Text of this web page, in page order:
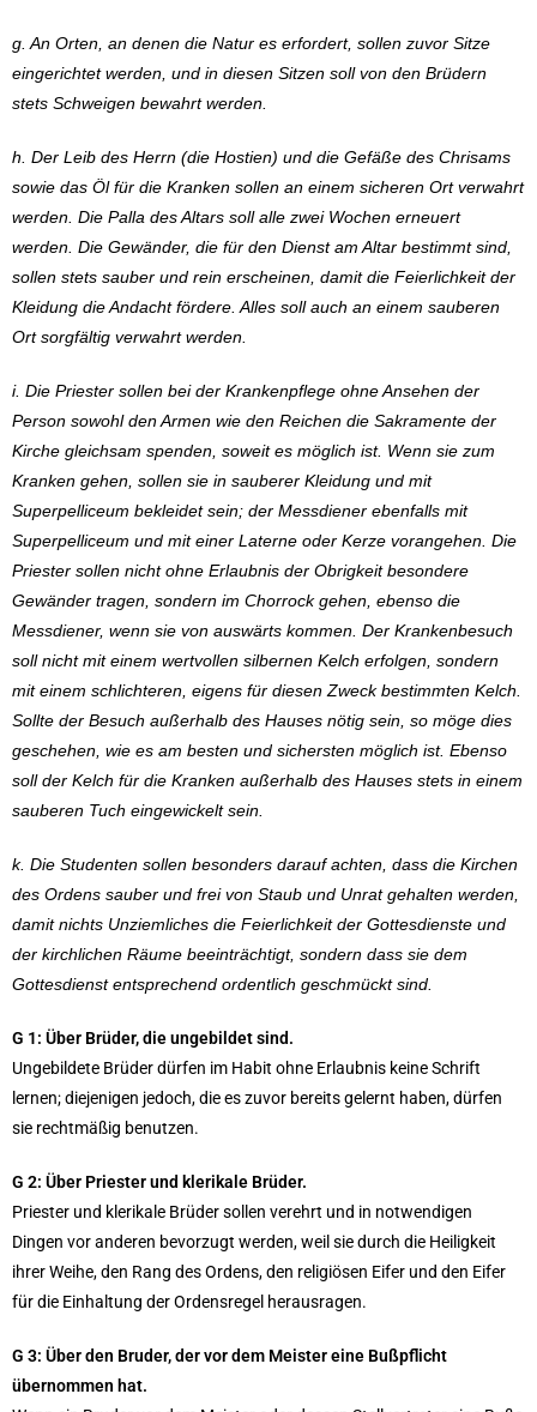
g. An Orten, an denen die Natur es erfordert, sollen zuvor Sitze
eingerichtet werden, und in diesen Sitzen soll von den Brüdern
stets Schweigen bewahrt werden.
h. Der Leib des Herrn (die Hostien) und die Gefäße des Chrisams
sowie das Öl für die Kranken sollen an einem sicheren Ort verwahrt
werden. Die Palla des Altars soll alle zwei Wochen erneuert
werden. Die Gewänder, die für den Dienst am Altar bestimmt sind,
sollen stets sauber und rein erscheinen, damit die Feierlichkeit der
Kleidung die Andacht fördere. Alles soll auch an einem sauberen
Ort sorgfältig verwahrt werden.
i. Die Priester sollen bei der Krankenpflege ohne Ansehen der
Person sowohl den Armen wie den Reichen die Sakramente der
Kirche gleichsam spenden, soweit es möglich ist. Wenn sie zum
Kranken gehen, sollen sie in sauberer Kleidung und mit
Superpelliceum bekleidet sein; der Messdiener ebenfalls mit
Superpelliceum und mit einer Laterne oder Kerze vorangehen. Die
Priester sollen nicht ohne Erlaubnis der Obrigkeit besondere
Gewänder tragen, sondern im Chorrock gehen, ebenso die
Messdiener, wenn sie von auswärts kommen. Der Krankenbesuch
soll nicht mit einem wertvollen silbernen Kelch erfolgen, sondern
mit einem schlichteren, eigens für diesen Zweck bestimmten Kelch.
Sollte der Besuch außerhalb des Hauses nötig sein, so möge dies
geschehen, wie es am besten und sichersten möglich ist. Ebenso
soll der Kelch für die Kranken außerhalb des Hauses stets in einem
sauberen Tuch eingewickelt sein.
k. Die Studenten sollen besonders darauf achten, dass die Kirchen
des Ordens sauber und frei von Staub und Unrat gehalten werden,
damit nichts Unziemliches die Feierlichkeit der Gottesdienste und
der kirchlichen Räume beeinträchtigt, sondern dass sie dem
Gottesdienst entsprechend ordentlich geschmückt sind.
G 1: Über Brüder, die ungebildet sind.
Ungebildete Brüder dürfen im Habit ohne Erlaubnis keine Schrift
lernen; diejenigen jedoch, die es zuvor bereits gelernt haben, dürfen
sie rechtmäßig benutzen.
G 2: Über Priester und klerikale Brüder.
Priester und klerikale Brüder sollen verehrt und in notwendigen
Dingen vor anderen bevorzugt werden, weil sie durch die Heiligkeit
ihrer Weihe, den Rang des Ordens, den religiösen Eifer und den Eifer
für die Einhaltung der Ordensregel herausragen.
G 3: Über den Bruder, der vor dem Meister eine Bußpflicht
übernommen hat.